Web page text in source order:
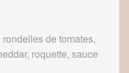
de tomates,
roquette, sauce